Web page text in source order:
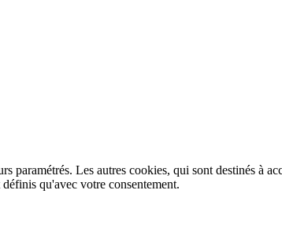
paramétrés. Les autres cookies, qui sont destinés à
qu'avec votre consentement.